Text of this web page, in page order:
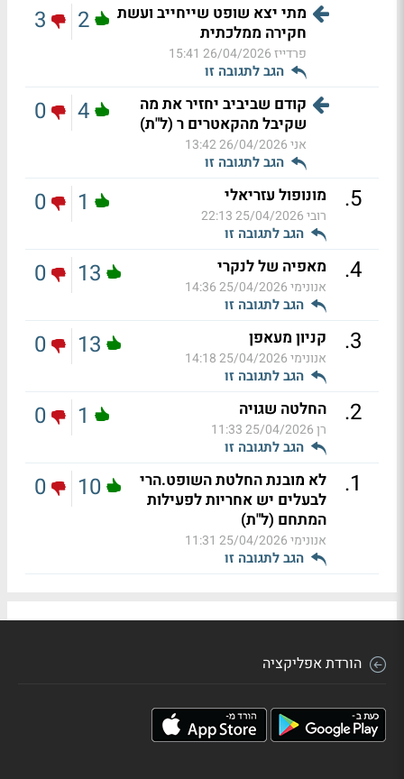
מתי יצא שופט שייחייב ועשת
חקירה ממלכתית
פרדייז26/04/2026 15:41
הגב לתגובה זו
2
3
קודם שביביב יחזיר את מה
שקיבל מהקאטרים ר (ל"ת)
אני26/04/2026 13:42
הגב לתגובה זו
4
0
5
. מונופול עזריאלי
רובי25/04/2026 22:13
הגב לתגובה זו
1
0
4
. מאפיה של לנקרי
אנונימי25/04/2026 14:36
הגב לתגובה זו
13
0
3
. קניון מעאפן
אנונימי25/04/2026 14:18
הגב לתגובה זו
13
0
2
. החלטה שגויה
רן25/04/2026 11:33
הגב לתגובה זו
1
0
1
.
לא מובנת החלטת השופט.הרי
לבעלים יש אחריות לפעילות
המתחם (ל"ת)
אנונימי25/04/2026 11:31
הגב לתגובה זו
10
0
הורדת אפליקציה